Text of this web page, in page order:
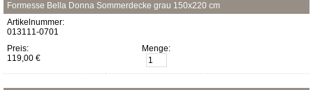
Formesse Bella Donna Sommerdecke grau 150x220 cm
Artikelnummer:
013111-0701
Preis:
119,00 €
Menge: